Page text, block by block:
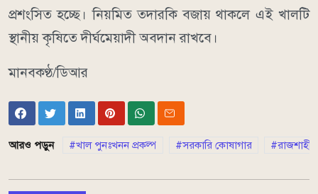
প্রশংসিত হচ্ছে। নিয়মিত তদারকি বজায় থাকলে এই খালটি
স্থানীয় কৃষিতে দীর্ঘমেয়াদী অবদান রাখবে।
মানবকণ্ঠ/ডিআর
আরও পড়ুন খাল পুনঃখনন প্রকল্প সরকারি কোষাগার রাজশাহী